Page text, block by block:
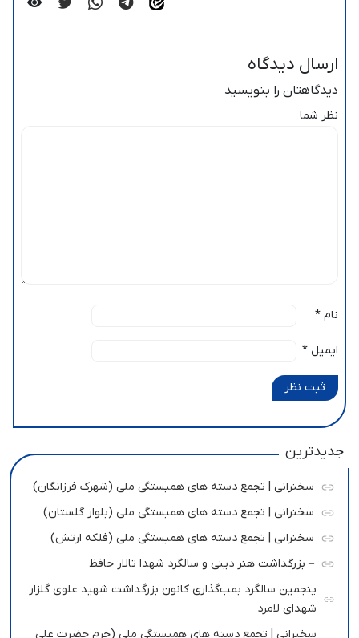
ارسال دیدگاه
دیدگاهتان را بنویسید
نظر شما
نام *
ایمیل *
ثبت نظر
جدیدترین
سخنرانی | تجمع دسته های همبستگی ملی (شهرک فرزانگان)
سخنرانی | تجمع دسته های همبستگی ملی (بلوار گلستان)
سخنرانی | تجمع دسته های همبستگی ملی (فلکه ارتش)
– بزرگداشت هنر دینی و سالگرد شهدا تالار حافظ
پنجمین سالگرد بمب‌گذاری کانون بزرگداشت شهید علوی گلزار
شهدای لامرد
سخنرانی | تجمع دسته های همبستگی ملی (حرم حضرت علی